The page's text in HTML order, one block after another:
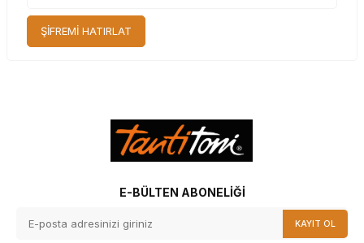
ŞIFREMI HATIRLAT
E-BÜLTEN ABONELIĞI
KAYIT OL